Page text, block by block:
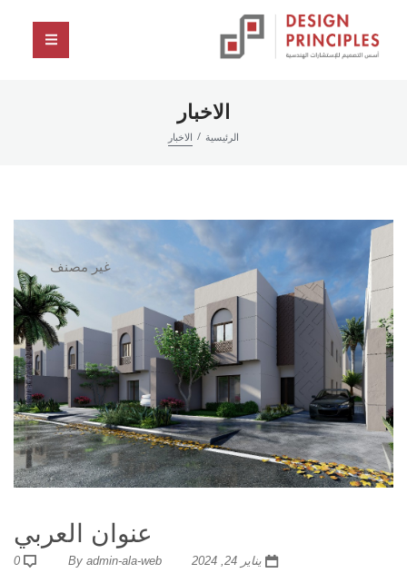
الاخبار
الرئيسية / الاخبار
غير مصنف
عنوان العربي
يناير 24, 2024 By admin-ala-web